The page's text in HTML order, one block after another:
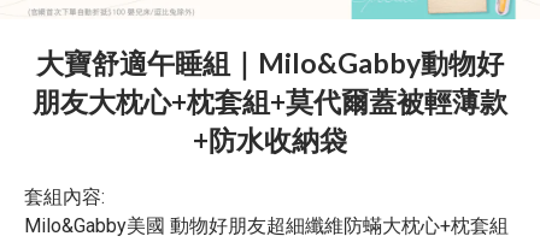
大寶舒適午睡組｜Milo&Gabby動物好
朋友大枕心+枕套組+莫代爾蓋被輕薄款
+防水收納袋
套組內容:
Milo&Gabby美國 動物好朋友超細纖維防蟎大枕心+枕套組